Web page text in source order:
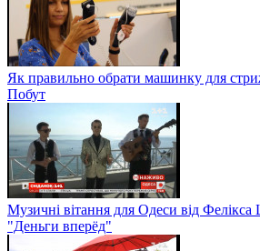
Як правильно обрати машинку для
Побут
Музичні вітання для Одеси від Фелікса
"Деньги вперёд"